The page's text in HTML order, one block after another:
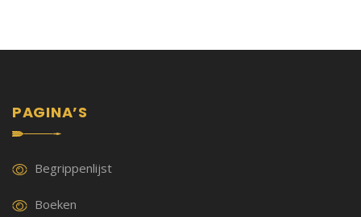
PAGINA’S
Begrippenlijst
Boeken